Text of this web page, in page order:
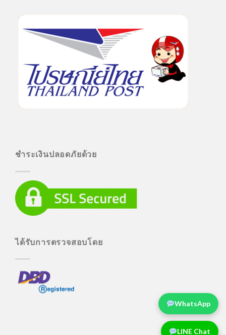
ชำระเงินปลอดภัยด้วย
ได้รับการตรวจสอบโดย
LINE Chat
WhatsApp